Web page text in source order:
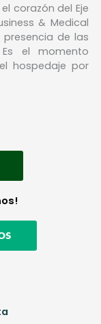
corazón del Eje
& Medical
de las
el momento
hospedaje por